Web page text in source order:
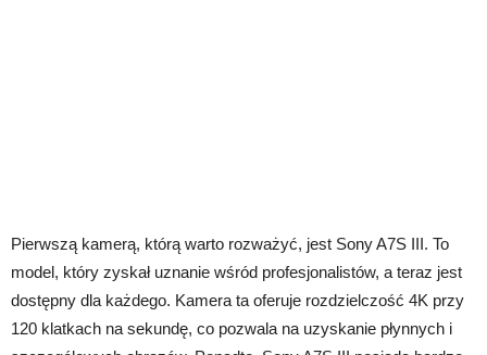
Pierwszą kamerą, którą warto rozważyć, jest Sony A7S III. To
model, który zyskał uznanie wśród profesjonalistów, a teraz jest
dostępny dla każdego. Kamera ta oferuje rozdzielczość 4K przy
120 klatkach na sekundę, co pozwala na uzyskanie płynnych i